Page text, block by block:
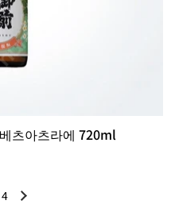
츠아츠라에 720ml
이드다음 슬라이드
4